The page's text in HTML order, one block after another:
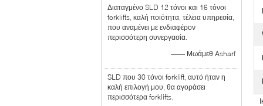
Διαταγμένο SLD 12 τόνοι και 16 τόνοι
forklifts, καλή ποιότητα, τέλεια υπηρεσία,
που αναμένει με ενδιαφέρον
περισσότερη συνεργασία.
—— Μωάμεθ Asharf
SLD που 30 τόνοι forklift, αυτό ήταν η
καλή επιλογή μου, θα αγοράσει
περισσότερα forklifts.